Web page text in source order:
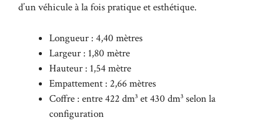
d’un véhicule à la fois pratique et esthétique.
Longueur : 4,40 mètres
Largeur : 1,80 mètre
Hauteur : 1,54 mètre
Empattement : 2,66 mètres
Coffre : entre 422 dm³ et 430 dm³ selon la
configuration